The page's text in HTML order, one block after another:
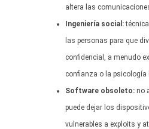
altera las
Ingeniería social:
las personas para que
confidencial, a menudo
confianza o la psicología
Software obsoleto: no
puede dejar los
vulnerables a exploits y